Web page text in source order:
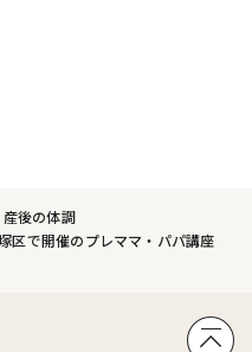
産後の体調
区で開催のプレママ・パパ講座